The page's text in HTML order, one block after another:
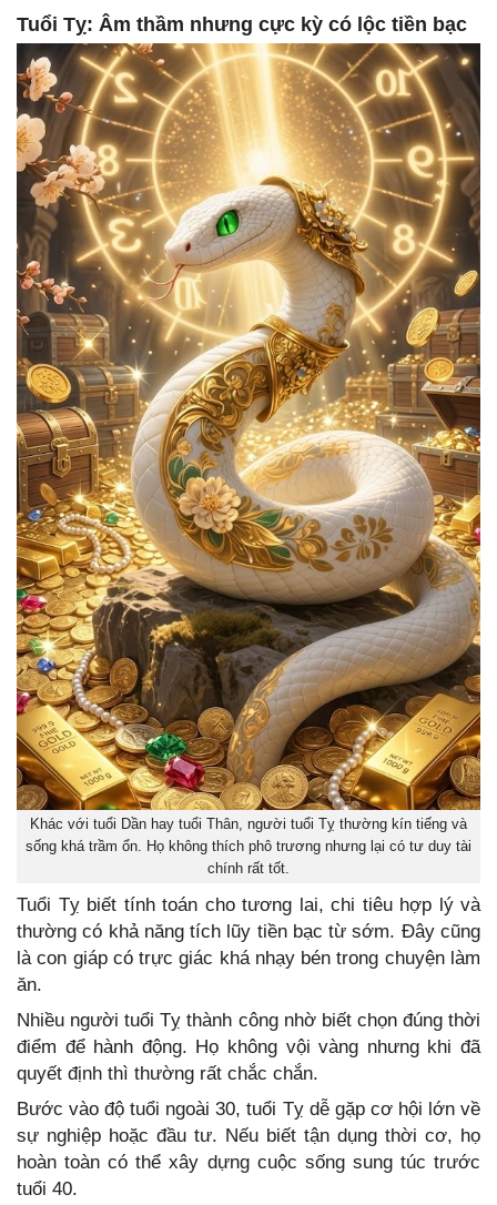
Tuổi Tỵ: Âm thầm nhưng cực kỳ có lộc tiền bạc
Khác với tuổi Dần hay tuổi Thân, người tuổi Tỵ thường kín tiếng và
sống khá trầm ổn. Họ không thích phô trương nhưng lại có tư duy tài
chính rất tốt.
Tuổi Tỵ biết tính toán cho tương lai, chi tiêu hợp lý và
thường có khả năng tích lũy tiền bạc từ sớm. Đây cũng
là con giáp có trực giác khá nhạy bén trong chuyện làm
ăn.
Nhiều người tuổi Tỵ thành công nhờ biết chọn đúng thời
điểm để hành động. Họ không vội vàng nhưng khi đã
quyết định thì thường rất chắc chắn.
Bước vào độ tuổi ngoài 30, tuổi Tỵ dễ gặp cơ hội lớn về
sự nghiệp hoặc đầu tư. Nếu biết tận dụng thời cơ, họ
hoàn toàn có thể xây dựng cuộc sống sung túc trước
tuổi 40.